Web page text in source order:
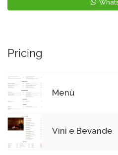
Pricing
Menù
Vini e Bevande